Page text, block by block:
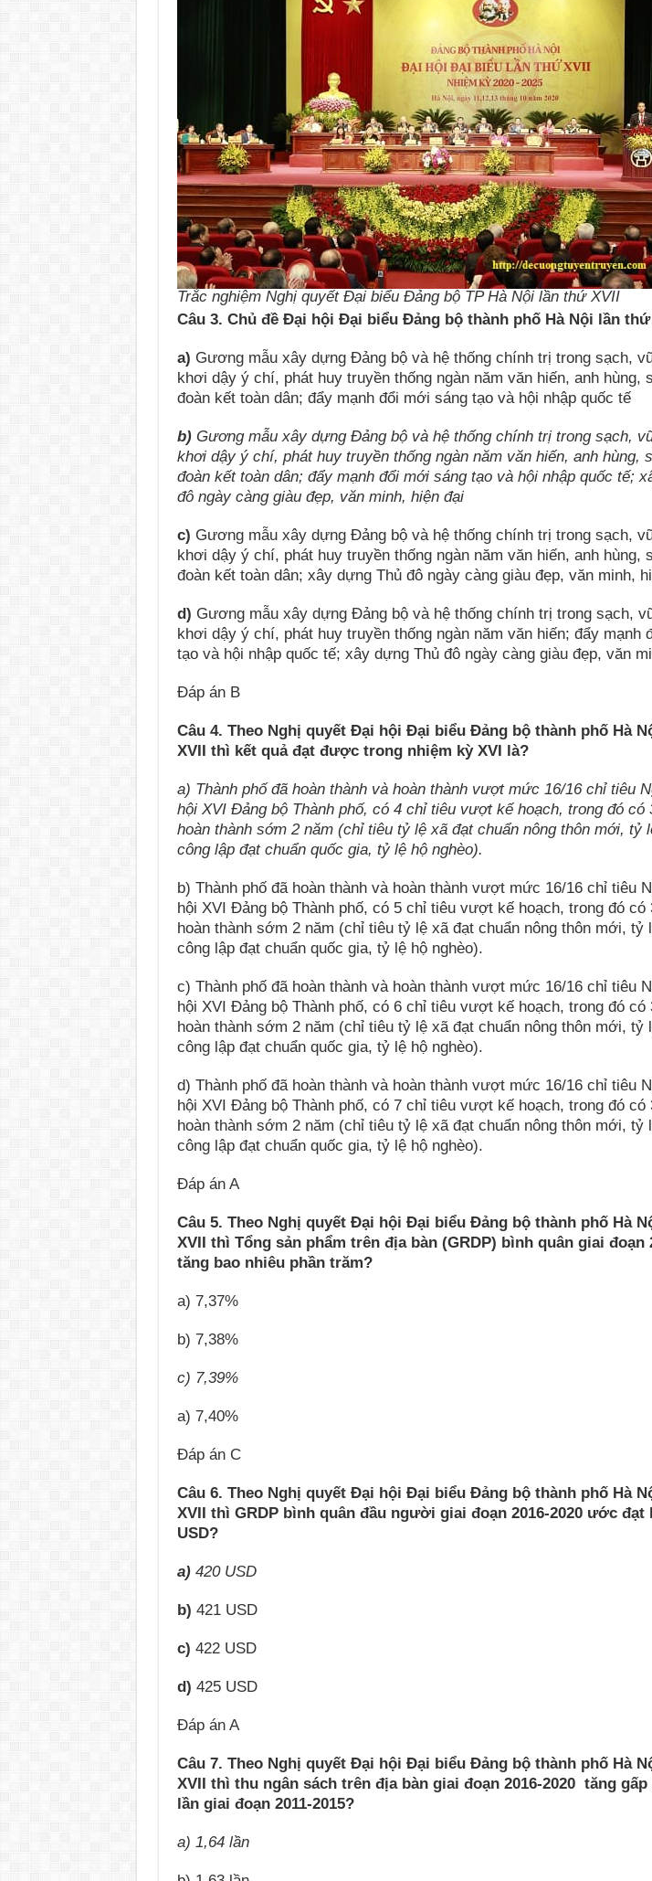
Trắc nghiệm Nghị quyết Đại biểu Đảng bộ TP Hà Nội lần thứ XVII
Câu 3. Chủ đề Đại hội Đại biểu Đảng bộ thành phố Hà Nội lần
a) Gương mẫu xây dựng Đảng bộ và hệ thống chính trị trong sạch,
khơi dậy ý chí, phát huy truyền thống ngàn năm văn hiến, anh hùng,
đoàn kết toàn dân; đẩy mạnh đổi mới sáng tạo và hội nhập quốc tế
b) Gương mẫu xây dựng Đảng bộ và hệ thống chính trị trong sạch,
khơi dậy ý chí, phát huy truyền thống ngàn năm văn hiến, anh hùng,
đoàn kết toàn dân; đẩy mạnh đổi mới sáng tạo và hội nhập quốc tế;
đô ngày càng giàu đẹp, văn minh, hiện đại
c) Gương mẫu xây dựng Đảng bộ và hệ thống chính trị trong sạch,
khơi dậy ý chí, phát huy truyền thống ngàn năm văn hiến, anh hùng,
đoàn kết toàn dân; xây dựng Thủ đô ngày càng giàu đẹp, văn minh,
d) Gương mẫu xây dựng Đảng bộ và hệ thống chính trị trong sạch,
khơi dậy ý chí, phát huy truyền thống ngàn năm văn hiến; đẩy mạnh
tạo và hội nhập quốc tế; xây dựng Thủ đô ngày càng giàu đẹp, văn
Đáp án B
Câu 4. Theo Nghị quyết Đại hội Đại biểu Đảng bộ thành phố Hà
XVII thì kết quả đạt được trong nhiệm kỳ XVI là?
a) Thành phố đã hoàn thành và hoàn thành vượt mức 16/16 chỉ tiêu
hội XVI Đảng bộ Thành phố, có 4 chỉ tiêu vượt kế hoạch, trong đó có
hoàn thành sớm 2 năm (chỉ tiêu tỷ lệ xã đạt chuẩn nông thôn mới, tỷ
công lập đạt chuẩn quốc gia, tỷ lệ hộ nghèo).
b) Thành phố đã hoàn thành và hoàn thành vượt mức 16/16 chỉ tiêu
hội XVI Đảng bộ Thành phố, có 5 chỉ tiêu vượt kế hoạch, trong đó có
hoàn thành sớm 2 năm (chỉ tiêu tỷ lệ xã đạt chuẩn nông thôn mới, tỷ
công lập đạt chuẩn quốc gia, tỷ lệ hộ nghèo).
c) Thành phố đã hoàn thành và hoàn thành vượt mức 16/16 chỉ tiêu
hội XVI Đảng bộ Thành phố, có 6 chỉ tiêu vượt kế hoạch, trong đó có
hoàn thành sớm 2 năm (chỉ tiêu tỷ lệ xã đạt chuẩn nông thôn mới, tỷ
công lập đạt chuẩn quốc gia, tỷ lệ hộ nghèo).
d) Thành phố đã hoàn thành và hoàn thành vượt mức 16/16 chỉ tiêu
hội XVI Đảng bộ Thành phố, có 7 chỉ tiêu vượt kế hoạch, trong đó có
hoàn thành sớm 2 năm (chỉ tiêu tỷ lệ xã đạt chuẩn nông thôn mới, tỷ
công lập đạt chuẩn quốc gia, tỷ lệ hộ nghèo).
Đáp án A
Câu 5. Theo Nghị quyết Đại hội Đại biểu Đảng bộ thành phố Hà
XVII thì Tổng sản phẩm trên địa bàn (GRDP) bình quân giai đoạn
tăng bao nhiêu phần trăm?
a) 7,37%
b) 7,38%
c) 7,39%
a) 7,40%
Đáp án C
Câu 6. Theo Nghị quyết Đại hội Đại biểu Đảng bộ thành phố Hà
XVII thì GRDP bình quân đầu người giai đoạn 2016-2020 ước đạt
USD?
a) 420 USD
b) 421 USD
c) 422 USD
d) 425 USD
Đáp án A
Câu 7. Theo Nghị quyết Đại hội Đại biểu Đảng bộ thành phố Hà
XVII thì thu ngân sách trên địa bàn giai đoạn 2016-2020 tăng gấp
lần giai đoạn 2011-2015?
a) 1,64 lần